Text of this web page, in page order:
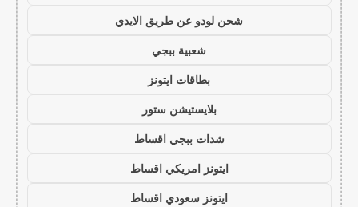
شحن لودو عن طريق الايدي
شعبية ببجي
بطاقات ايتونز
بلايستيشن ستور
شدات ببجي اقساط
ايتونز امريكي اقساط
ايتونز سعودي اقساط